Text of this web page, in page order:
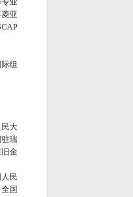
业
菱亚
组
大
瑞
金
民
国